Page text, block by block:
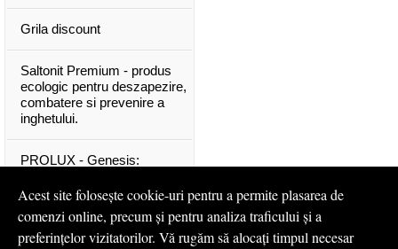
Grila discount
Saltonit Premium - produs
ecologic pentru deszapezire,
combatere si prevenire a
inghetului.
PROLUX - Genesis:
calitate superioara
Mascota PROLUX Genesis
Acest site folosește cookie-uri pentru a permite plasarea de
comenzi online, precum și pentru analiza traficului și a
preferințelor vizitatorilor. Vă rugăm să alocați timpul necesar